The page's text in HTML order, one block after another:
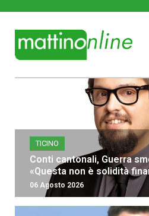
TICINO
Conti cantonali, Guerra
«Questa non è solidità
06 Agosto 2026